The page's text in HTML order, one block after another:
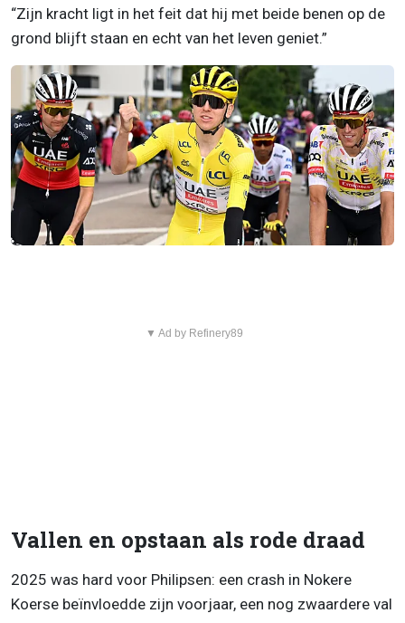
“Zijn kracht ligt in het feit dat hij met beide benen op de
grond blijft staan en echt van het leven geniet.”
▼ Ad by Refinery89
Vallen en opstaan als rode draad
2025 was hard voor Philipsen: een crash in Nokere
Koerse beïnvloedde zijn voorjaar, een nog zwaardere val